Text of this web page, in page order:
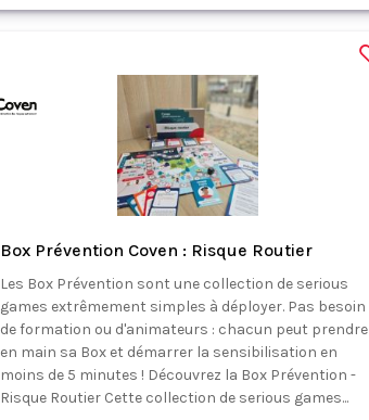
Box Prévention Coven : Risque Routier
Les Box Prévention sont une collection de serious
games extrêmement simples à déployer. Pas besoin
de formation ou d'animateurs : chacun peut prendre
en main sa Box et démarrer la sensibilisation en
moins de 5 minutes ! Découvrez la Box Prévention -
Risque Routier Cette collection de serious games...